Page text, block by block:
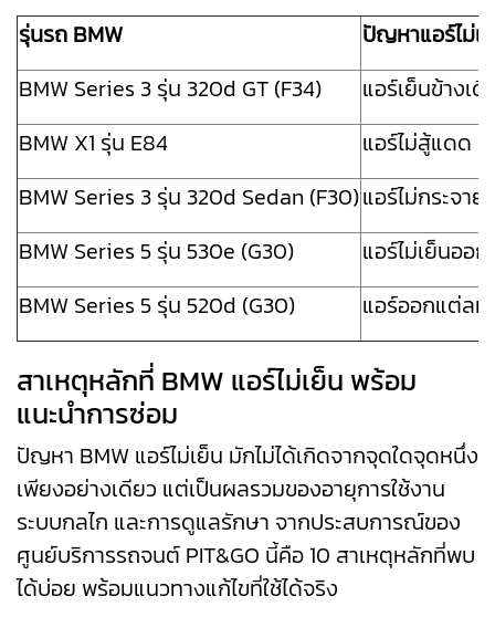
รุ่นรถ BMW
ปัญหาแอร์ไม่
BMW Series 3 รุ่น 320d GT (F34)
แอร์เย็นข้างเ
BMW X1 รุ่น E84
แอร์ไม่สู้แดด
BMW Series 3 รุ่น 320d Sedan (F30)แอร์ไม่กระจา
BMW Series 5 รุ่น 530e (G30)
แอร์ไม่เย็นออ
BMW Series 5 รุ่น 520d (G30)
แอร์ออกแต่ลม
สาเหตุหลักที่ BMW แอร์ไม่เย็น พร้อม
แนะนำการซ่อม
ปัญหา BMW แอร์ไม่เย็น มักไม่ได้เกิดจากจุดใดจุดหนึ่ง
เพียงอย่างเดียว แต่เป็นผลรวมของอายุการใช้งาน
ระบบกลไก และการดูแลรักษา จากประสบการณ์ของ
ศูนย์บริการรถจนต์ PIT&GO นี้คือ 10 สาเหตุหลักที่พบ
ได้บ่อย พร้อมแนวทางแก้ไขที่ใช้ได้จริง